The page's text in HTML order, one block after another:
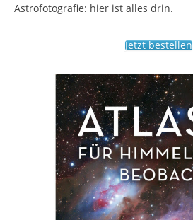
Astrofotografie: hier ist alles drin.
Jetzt bestellen